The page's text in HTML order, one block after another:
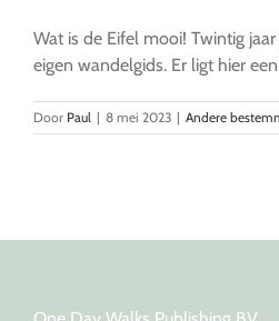
Wat is de Eifel mooi! Twintig
eigen wandelgids. Er ligt hier
Door Paul | 8 mei 2023 | Andere